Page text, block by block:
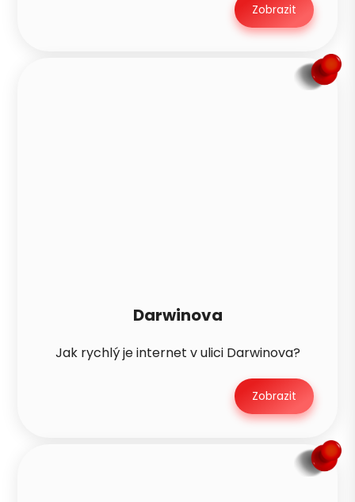
Zobrazit
Darwinova
Jak rychlý je internet v ulici Darwinova?
Zobrazit